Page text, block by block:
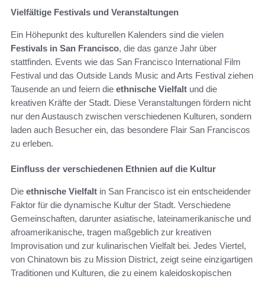
Vielfältige Festivals und Veranstaltungen
Ein Höhepunkt des kulturellen Kalenders sind die vielen
Festivals in San Francisco, die das ganze Jahr über
stattfinden. Events wie das San Francisco International Film
Festival und das Outside Lands Music and Arts Festival ziehen
Tausende an und feiern die ethnische Vielfalt und die
kreativen Kräfte der Stadt. Diese Veranstaltungen fördern nicht
nur den Austausch zwischen verschiedenen Kulturen, sondern
laden auch Besucher ein, das besondere Flair San Franciscos
zu erleben.
Einfluss der verschiedenen Ethnien auf die Kultur
Die ethnische Vielfalt in San Francisco ist ein entscheidender
Faktor für die dynamische Kultur der Stadt. Verschiedene
Gemeinschaften, darunter asiatische, lateinamerikanische und
afroamerikanische, tragen maßgeblich zur kreativen
Improvisation und zur kulinarischen Vielfalt bei. Jedes Viertel,
von Chinatown bis zu Mission District, zeigt seine einzigartigen
Traditionen und Kulturen, die zu einem kaleidoskopischen